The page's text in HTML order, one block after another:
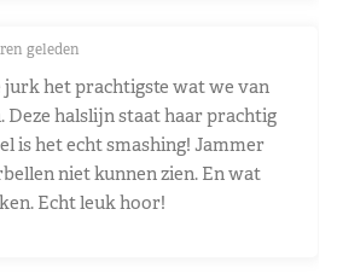
geleden
jurk het prachtigste wat we van
Deze halslijn staat haar prachtig
is het echt smashing! Jammer
niet kunnen zien. En wat
Echt leuk hoor!